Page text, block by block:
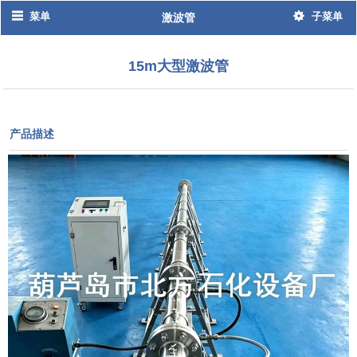
激波管
菜单 子菜单
15m大型激波管
产品描述